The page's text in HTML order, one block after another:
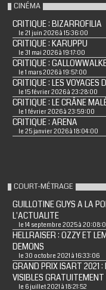
CINÉMA
CRITIQUE : BIZARROFILIA
le 21 juin 2026 à 15:36:00
CRITIQUE : KARUPPU
le 31 mai 2026 à 19:17:00
CRITIQUE :
le 1 mars 2026 à 19:57:00
CRITIQUE : LES VOYAGES
le 15 février 2026 à 23:28:00
CRITIQUE : LE CRÂNE
le 1 février 2026 à 23:59:00
CRITIQUE : ARENA
le 25 janvier 2026 à 18:04:00
COURT-MÉTRAGE
GUILLOTINE GUYS A LA
L'ACTUALITE
le 14 septembre 2025 à
HELLRAISER : OZZY ET
DEMONS
le 30 octobre 2021 à 16:33:06
GRAND PRIX ISART 2021 :
VISIBLES GRATUITEMENT
le 6 juillet 2021 à 18:21:52